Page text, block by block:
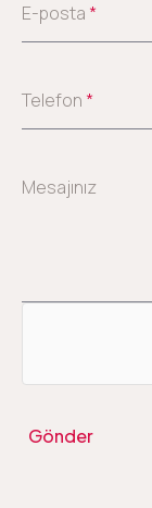
E-posta *
Telefon *
Mesajınız
Gönder